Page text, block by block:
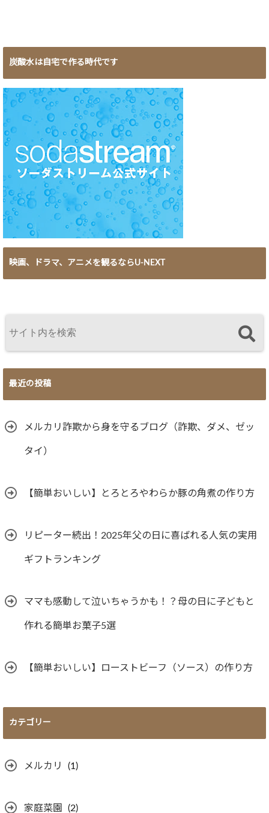
炭酸水は自宅で作る時代です
映画、ドラマ、アニメを観るならU-NEXT
最近の投稿
メルカリ詐欺から身を守るブログ（詐欺、ダメ、ゼッ
タイ）
【簡単おいしい】とろとろやわらか豚の角煮の作り方
リピーター続出！2025年父の日に喜ばれる人気の実用
ギフトランキング
ママも感動して泣いちゃうかも！？母の日に子どもと
作れる簡単お菓子5選
【簡単おいしい】ローストビーフ（ソース）の作り方
カテゴリー
メルカリ (1)
家庭菜園 (2)